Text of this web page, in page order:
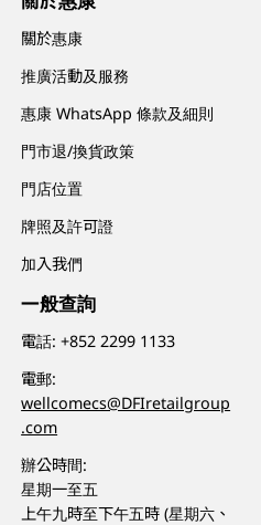
關於惠康
推廣活動及服務
惠康 WhatsApp 條款及細則
門市退/換貨政策
門店位置
牌照及許可證
加入我們
一般查詢
電話:+852 2299 1133
電郵:
wellcomecs@DFIretailgroup
.com
辦公時間:
星期一至五
上午九時至下午五時 (星期六、